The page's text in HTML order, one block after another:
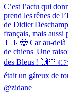
C’est l’actu qui
prend les rênes de
de Didier
français, mais aussi
🇫🇷😍 Car au-delà
de chiens. Une
des Bleus ! 🙌💙 👉
était un gâteux de
@zidane